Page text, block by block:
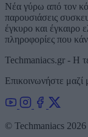
Νέα γύρω από τον
παρουσιάσεις
έγκυρο και έγκαιρο
πληροφορίες που
Techmaniacs.gr - Η
Επικοινωνήστε μαζί
© Techmaniacs 2026